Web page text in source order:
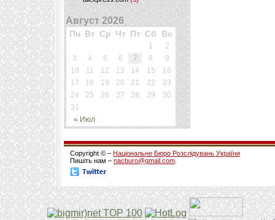
Август 2026
Пн Вт Ср Чт Пт Сб Вс
« Июл
1
2
3
4 5 6 7 8
9
10
11 12 13 14 15
16
17
18 19 20 21 22
23
24
25 26 27 28 29
30
31
Copyright © – Національне Бюро Розслідувань України
Пишіть нам – nacburo@gmail.com